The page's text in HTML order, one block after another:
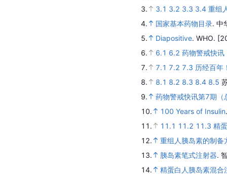
3.
3.1 3.2 3.3 3.4 重组
4.
国家基本药物目录. 中
5.
Diapositive. WHO.
6.
6.1 6.2 药物警戒快
7.
7.1 7.2 7.3 历经百年
8.
8.1 8.2 8.3 8.4 8.5
9.
药物警戒快讯第7期
10.
100 Years of Insulin
11.
11.1 11.2 11.3 精
12.
重组人胰岛素的制备
13.
胰岛素笔式注射器.
14.
精蛋白人胰岛素混合